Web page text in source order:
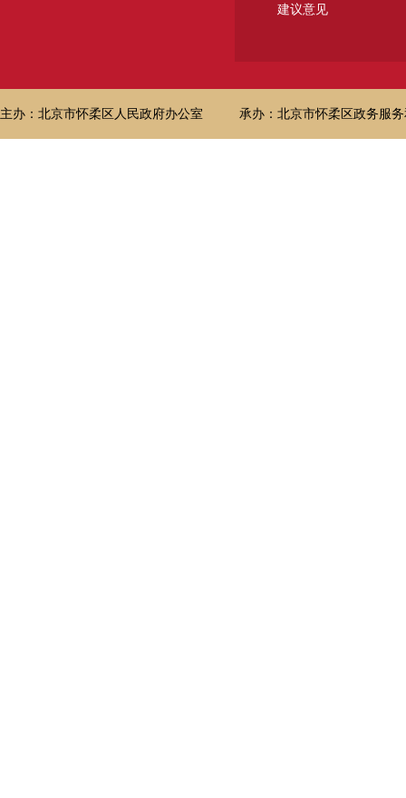
建议意见
主办：北京市怀柔区人民政府办公室 承办：北京市怀柔区政务服